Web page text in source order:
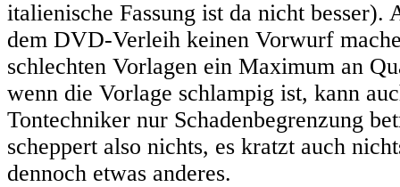
italienische Fassung ist da nicht besser).
dem DVD-Verleih keinen Vorwurf
schlechten Vorlagen ein Maximum an
wenn die Vorlage schlampig ist, kann
Tontechniker nur Schadenbegrenzung
scheppert also nichts, es kratzt auch
dennoch etwas anderes.